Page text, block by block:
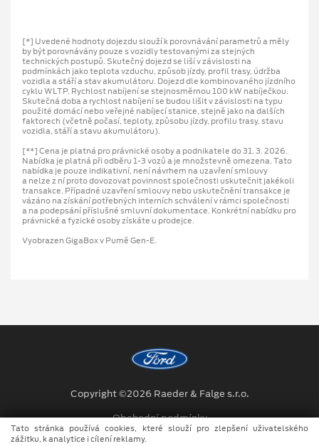
[*] Uvedené hodnoty dojezdu slouží k porovnávání parametrů a měly
by být porovnávány pouze s vozidly testovanými za stejných
technických postupů. Skutečný dojezd se liší v závislosti na
podmínkách jako teplota vzduchu, způsob jízdy, profil trasy, údržba
vozidla a stáří a stav akumulátoru. Dojezd dle kombinovaného jízdního
cyklu WLTP. Rychlost nabíjení se stejnosměrnou 100 kW nabíječkou.
Skutečná doba a rychlost nabíjení se budou lišit v závislosti na typu
použité domácí nebo veřejné nabíjecí stanice, stejně jako na dalších
faktorech (včetně počasí, teploty, způsobu jízdy, profilu trasy, stavu
vozidla, stáří a stavu akumulátoru).
[**] Cena je platná pro právnické osoby a podnikatele do 31. 3. 2026.
Nabídka je platná při odběru 1-3 vozů a je množstevně omezena. Tato
nabídka je pouze indikativní, není návrhem na uzavření smlouvy
a nelze z ní proto dovozovat povinnost společnosti uskutečnit jakékoli
transakce. Případné uzavření smlouvy nebo uskutečnění transakce je
vázáno na získání potřebných interních schválení v rámci společnosti
a na podepsání příslušné smluvní dokumentace. Konkrétní nabídku pro
právnické a fyzické osoby získáte u prodejce.
Vyobrazen GigaBox v Pumě Gen-E.
Copyright ©2026 Raeder & Falge s.r.o.
Obchodní podmínky
Ochrana osobních údajů
Tato stránka používá cookies, které slouží pro zlepšení uživatelského
zážitku, k analytice i cílení reklamy.